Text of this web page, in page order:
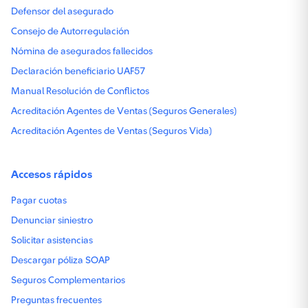
Activa tu seguro en pocos pasos
Para activarlo debes realizar una autoinspección, te guiaremos en el proceso y
Toma las fotos de tu auto y del padrón del
Por correo enviaremos el resultado de la
Defensor del asegurado
Consejo de Autorregulación
Nómina de asegurados fallecidos
Declaración beneficiario UAF57
Manual Resolución de Conflictos
Acreditación Agentes de Ventas (Seguros Generales)
Acreditación Agentes de Ventas (Seguros Vida)
Accesos rápidos
Pagar cuotas
Denunciar siniestro
Solicitar asistencias
Descargar póliza SOAP
Seguros Complementarios
Preguntas frecuentes